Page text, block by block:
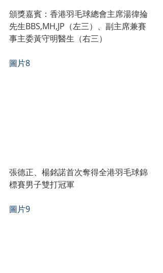
頒獎嘉賓：香港羽毛球總會主席湯徫掄
先生BBS,MH,JP（左三）、副主席兼賽
事主委黃守明醫生（右三）
圖片8
張德正、楊銘諾首次奪得全港羽毛球錦
標賽男子雙打冠軍
圖片9